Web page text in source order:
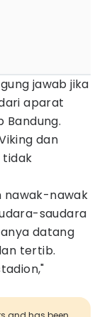
jawab jika
aparat
Bandung.
dan
tidak
nawak-nawak
saudara
datang
tertib.